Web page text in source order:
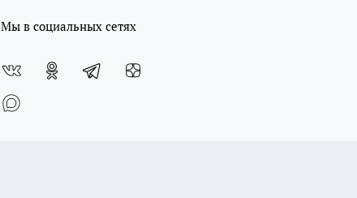
Мы в социальных сетях